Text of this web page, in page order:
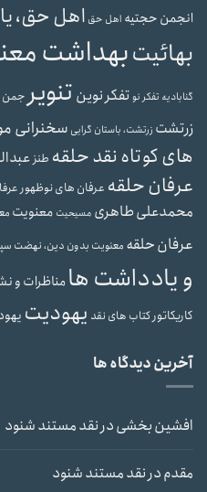
انجمن حجتیه اهل حق اهل حق،
بهائیتبهداشت
گنابادیه تفکر نوتفکر نوین تنویرجمن
زرتشت زرتشت، باستان گرایی سخنرانی
های کوتاه نقد حلقه طنز
عرفان حلقه عرفان های نوظهور
محمدعلی طاهری مسیحیت معنویت
عرفان حلقه معنویت بدون دین، نهضت
و یادداشت هامناظرات و
کاریکاتورکتاب های نقد یهودیت
آخرین دیدگاه ها
افشین بخشیدرنقد مستند شنود
مقدمدرنقد مستند شنود